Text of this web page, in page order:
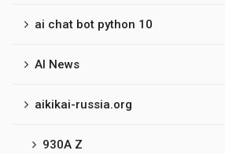
ai chat bot python 10
AI News
aikikai-russia.org
930A Z